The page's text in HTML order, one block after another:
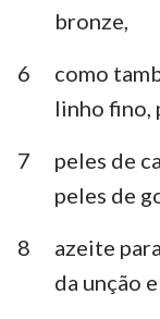
bronze,
6
como
linho fino,
7
peles de
peles de
8
azeite
da unção